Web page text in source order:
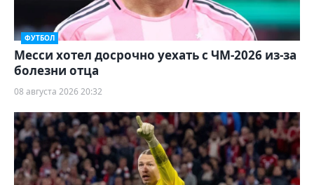
ФУТБОЛ
Месси хотел досрочно уехать с ЧМ-2026 из-за
болезни отца
08 августа 2026 20:32